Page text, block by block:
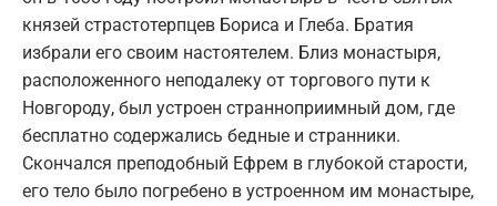
князей страстотерпцев Бориса и Глеба. Братия
избрали его своим настоятелем. Близ монастыря,
расположенного неподалеку от торгового пути к
Новгороду, был устроен странноприимный дом, где
бесплатно содержались бедные и странники.
Скончался преподобный Ефрем в глубокой старости,
его тело было погребено в устроенном им монастыре,